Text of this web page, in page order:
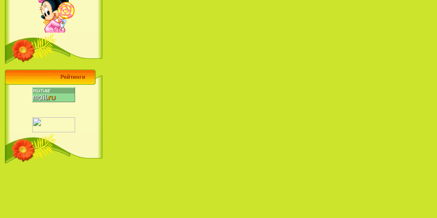
Наша Маша и Волшебный
Орех (2009)
Барби поет! Коллекция песен
кинопринцесс / Barbie Sings! The
Princess Movie Song Collection (2004)
Рейтинги